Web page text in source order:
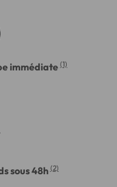
immédiate (1)
sous 48h (2)